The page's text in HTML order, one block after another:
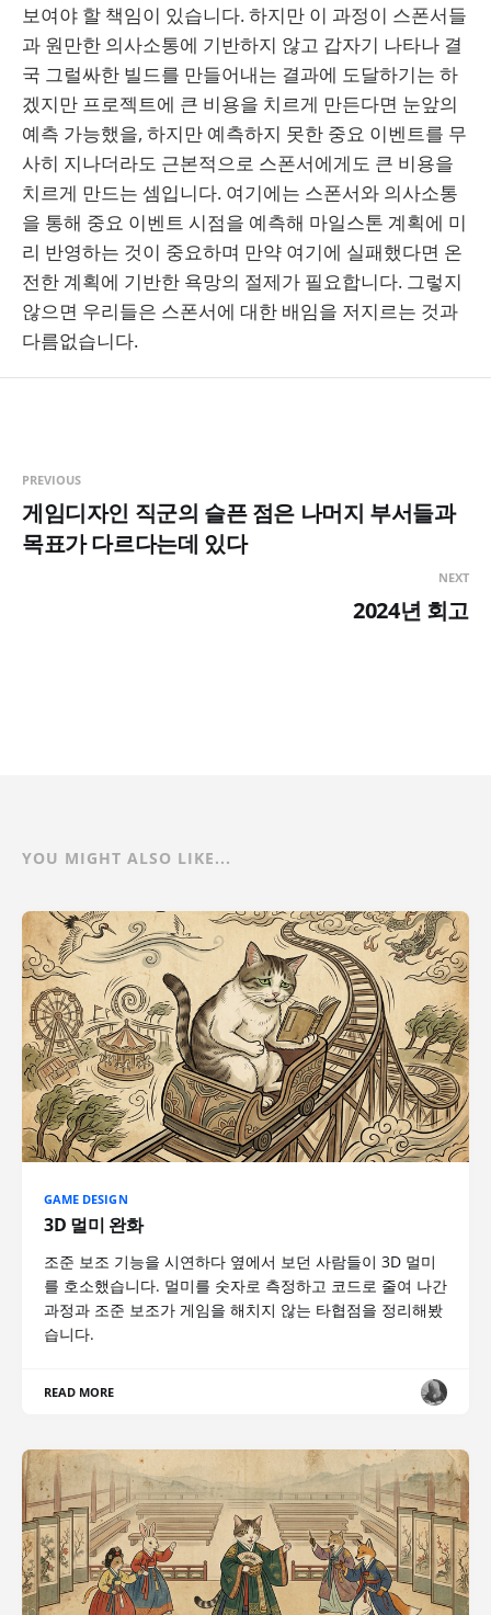
보여야 할 책임이 있습니다. 하지만 이 과정이 스폰서들
과 원만한 의사소통에 기반하지 않고 갑자기 나타나 결
국 그럴싸한 빌드를 만들어내는 결과에 도달하기는 하
겠지만 프로젝트에 큰 비용을 치르게 만든다면 눈앞의
예측 가능했을, 하지만 예측하지 못한 중요 이벤트를 무
사히 지나더라도 근본적으로 스폰서에게도 큰 비용을
치르게 만드는 셈입니다. 여기에는 스폰서와 의사소통
을 통해 중요 이벤트 시점을 예측해 마일스톤 계획에 미
리 반영하는 것이 중요하며 만약 여기에 실패했다면 온
전한 계획에 기반한 욕망의 절제가 필요합니다. 그렇지
않으면 우리들은 스폰서에 대한 배임을 저지르는 것과
다름없습니다.
PREVIOUS
게임디자인 직군의 슬픈 점은 나머지 부서들과
목표가 다르다는데 있다
NEXT
2024년 회고
YOU MIGHT ALSO LIKE...
GAME DESIGN
3D 멀미 완화
조준 보조 기능을 시연하다 옆에서 보던 사람들이 3D 멀미
를 호소했습니다. 멀미를 숫자로 측정하고 코드로 줄여 나간
과정과 조준 보조가 게임을 해치지 않는 타협점을 정리해봤
습니다.
READ MORE